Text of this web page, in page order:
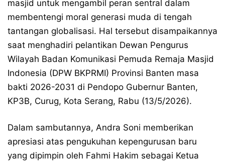
masjid untuk mengambil peran sentral dalam
membentengi moral generasi muda di tengah
tantangan globalisasi. Hal tersebut disampaikannya
saat menghadiri pelantikan Dewan Pengurus
Wilayah Badan Komunikasi Pemuda Remaja Masjid
Indonesia (DPW BKPRMI) Provinsi Banten masa
bakti 2026-2031 di Pendopo Gubernur Banten,
KP3B, Curug, Kota Serang, Rabu (13/5/2026).
​Dalam sambutannya, Andra Soni memberikan
apresiasi atas pengukuhan kepengurusan baru
yang dipimpin oleh Fahmi Hakim sebagai Ketua